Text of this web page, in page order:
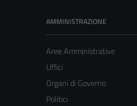
AMMINISTRAZIONE
Aree Amministrative
Uffici
Organi di Governo
Politici